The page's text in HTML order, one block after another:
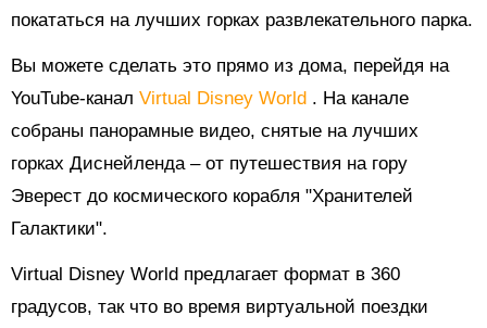
покататься на лучших горках развлекательного парка.
Вы можете сделать это прямо из дома, перейдя на
YouTube-канал Virtual Disney World . На канале
собраны панорамные видео, снятые на лучших
горках Диснейленда – от путешествия на гору
Эверест до космического корабля "Хранителей
Галактики".
Virtual Disney World предлагает формат в 360
градусов, так что во время виртуальной поездки